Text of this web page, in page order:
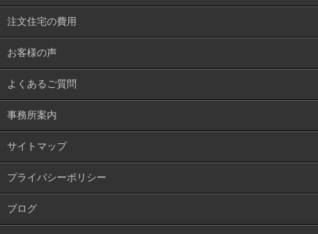
注文住宅の費用
お客様の声
よくあるご質問
事務所案内
サイトマップ
プライバシーポリシー
ブログ